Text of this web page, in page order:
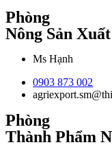
Phòng
Nông Sản
Ms Hạnh
0903 873 002
Phòng
Thành Phẩm